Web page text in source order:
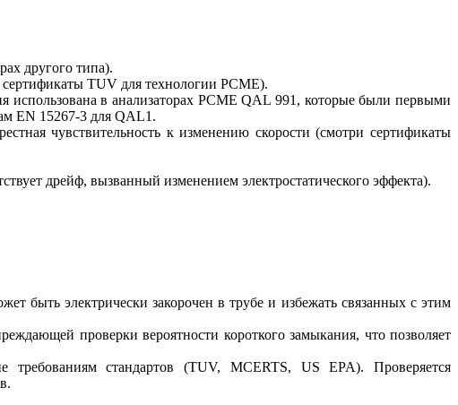
другого типа).
сертификаты TUV для технологии РСМЕ).
использована в анализаторах PCME QAL 991, которые были первыми
EN 15267-3 для QAL1.
чувствительность к изменению скорости (смотри сертификаты
дрейф, вызванный изменением электростатического эффекта).
быть электрически закорочен в трубе и избежать связанных с этим
проверки вероятности короткого замыкания, что позволяет
требованиям стандартов (TUV, MCERTS, US EPA). Проверяется